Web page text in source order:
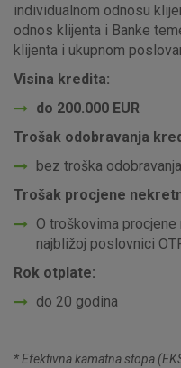
individualnom odnosu
odnos klijenta i Banke
klijenta i ukupnom
Visina kredita:
do 200.000 EUR
Trošak odobravanja
bez troška
Trošak procjene
O troškovima
najbližoj poslovnici
Rok otplate:
do 20 godina
* Efektivna kamatna stopa